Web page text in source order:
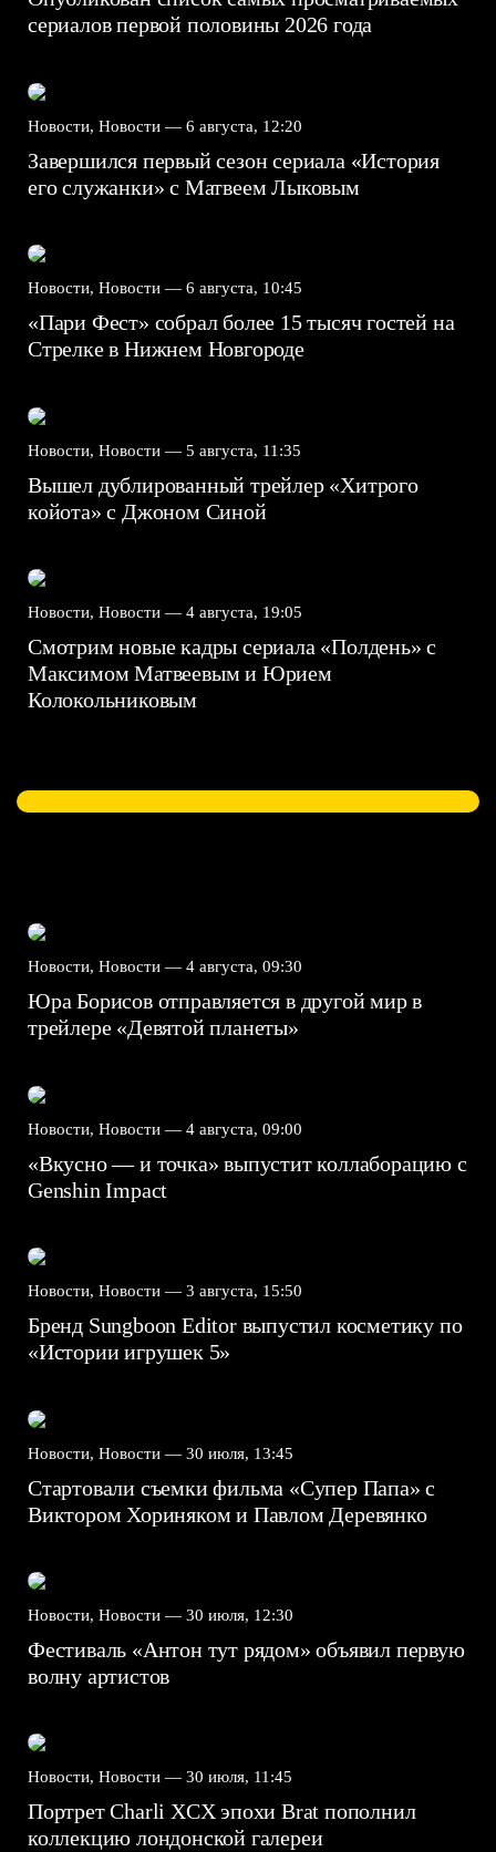
сериалов первой половины 2026 года
Новости, Новости — 6 августа, 12:20
Завершился первый сезон сериала «История
его служанки» с Матвеем Лыковым
Новости, Новости — 6 августа, 10:45
«Пари Фест» собрал более 15 тысяч гостей на
Стрелке в Нижнем Новгороде
Новости, Новости — 5 августа, 11:35
Вышел дублированный трейлер «Хитрого
койота» с Джоном Синой
Новости, Новости — 4 августа, 19:05
Смотрим новые кадры сериала «Полдень» с
Максимом Матвеевым и Юрием
Колокольниковым
Новости, Новости — 4 августа, 09:30
Юра Борисов отправляется в другой мир в
трейлере «Девятой планеты»
Новости, Новости — 4 августа, 09:00
«Вкусно — и точка» выпустит коллаборацию с
Genshin Impact⁠⁠
Новости, Новости — 3 августа, 15:50
Бренд Sungboon Editor выпустил косметику по
«Истории игрушек 5»
Новости, Новости — 30 июля, 13:45
Стартовали съемки фильма «Супер Папа» с
Виктором Хориняком и Павлом Деревянко
Новости, Новости — 30 июля, 12:30
Фестиваль «Антон тут рядом» объявил первую
волну артистов
Новости, Новости — 30 июля, 11:45
Портрет Charli XCX эпохи Brat пополнил
коллекцию лондонской галереи